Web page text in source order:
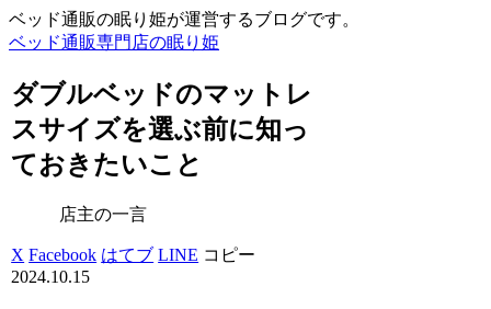
ベッド通販の眠り姫が運営するブログです。
ベッド通販専門店の眠り姫
ダブルベッドのマットレ
スサイズを選ぶ前に知っ
ておきたいこと
店主の一言
X Facebook はてブ LINE コピー
2024.10.15